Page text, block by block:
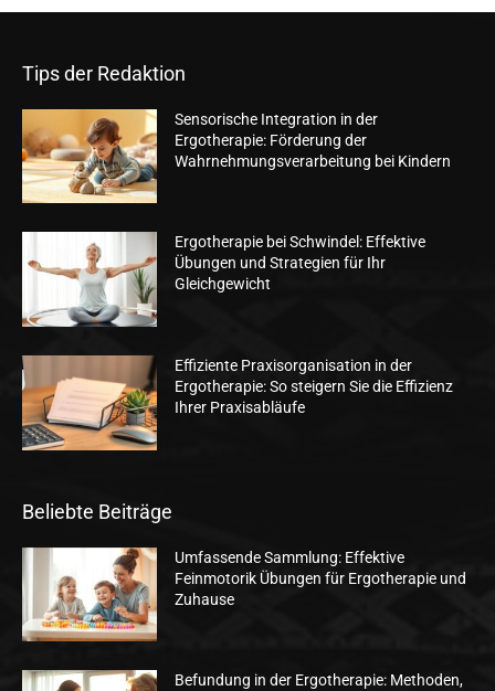
Tips der Redaktion
Sensorische Integration in der
Ergotherapie: Förderung der
Wahrnehmungsverarbeitung bei Kindern
Ergotherapie bei Schwindel: Effektive
Übungen und Strategien für Ihr
Gleichgewicht
Effiziente Praxisorganisation in der
Ergotherapie: So steigern Sie die Effizienz
Ihrer Praxisabläufe
Beliebte Beiträge
Umfassende Sammlung: Effektive
Feinmotorik Übungen für Ergotherapie und
Zuhause
Befundung in der Ergotherapie: Methoden,